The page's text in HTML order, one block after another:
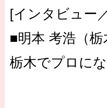
[インタビュー
■明本 考浩（栃
栃木でプロに